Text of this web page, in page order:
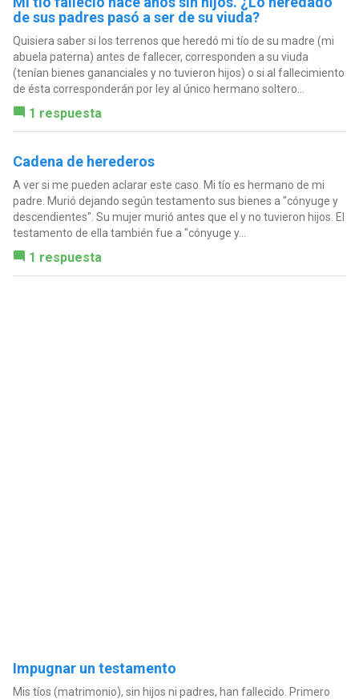
de sus padres pasó a ser de su viuda?
Quisiera saber si los terrenos que heredó mi tío de su madre (mi
abuela paterna) antes de fallecer, corresponden a su viuda
(tenían bienes gananciales y no tuvieron hijos) o si al fallecimiento
de ésta corresponderán por ley al único hermano soltero...
1 respuesta
Cadena de herederos
A ver si me pueden aclarar este caso. Mi tío es hermano de mi
padre. Murió dejando según testamento sus bienes a "cónyuge y
descendientes". Su mujer murió antes que el y no tuvieron hijos. El
testamento de ella también fue a "cónyuge y...
1 respuesta
Impugnar un testamento
Mis tíos (matrimonio), sin hijos ni padres, han fallecido. Primero